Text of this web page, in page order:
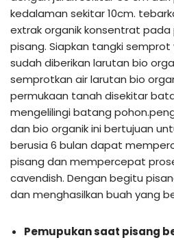
kedalaman sekitar 10cm.
extrak organik konsentrat
pisang. Siapkan tangki semprot
sudah diberikan larutan bio
semprotkan air larutan bio
permukaan tanah disekitar
mengelilingi batang
dan bio organik ini bertujuan
berusia 6 bulan dapat
pisang dan mempercepat
cavendish. Dengan begitu
dan menghasilkan buah yang
Pemupukan saat pisang